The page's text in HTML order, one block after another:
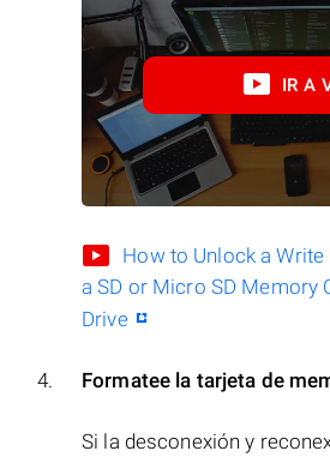
IR A
How to Unlock a Write
a SD or Micro SD Memory
Drive
Formatee la tarjeta de
Si la desconexión y